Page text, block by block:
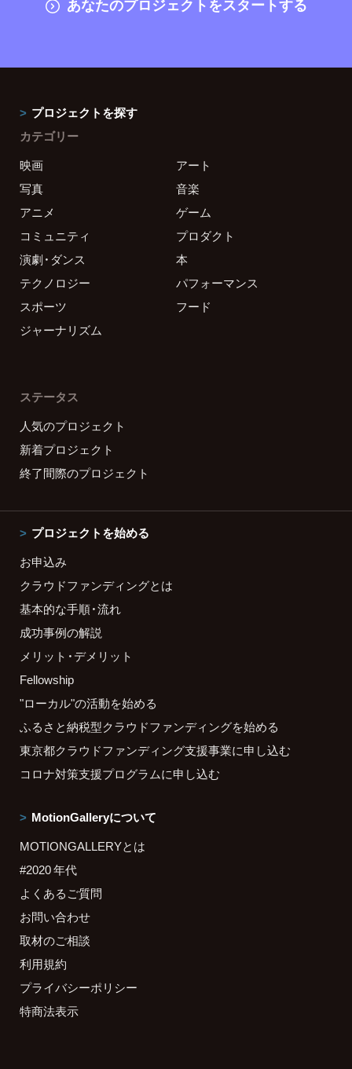
あなたのプロジェクトをスタートする
プロジェクトを探す
カテゴリー
映画
アート
写真
音楽
アニメ
ゲーム
コミュニティ
プロダクト
演劇・ダンス
本
テクノロジー
パフォーマンス
スポーツ
フード
ジャーナリズム
ステータス
人気のプロジェクト
新着プロジェクト
終了間際のプロジェクト
プロジェクトを始める
お申込み
クラウドファンディングとは
基本的な手順・流れ
成功事例の解説
メリット・デメリット
Fellowship
"ローカル"の活動を始める
ふるさと納税型クラウドファンディングを始める
東京都クラウドファンディング支援事業に申し込む
コロナ対策支援プログラムに申し込む
MotionGalleryについて
MOTIONGALLERYとは
#2020 年代
よくあるご質問
お問い合わせ
取材のご相談
利用規約
プライバシーポリシー
特商法表示